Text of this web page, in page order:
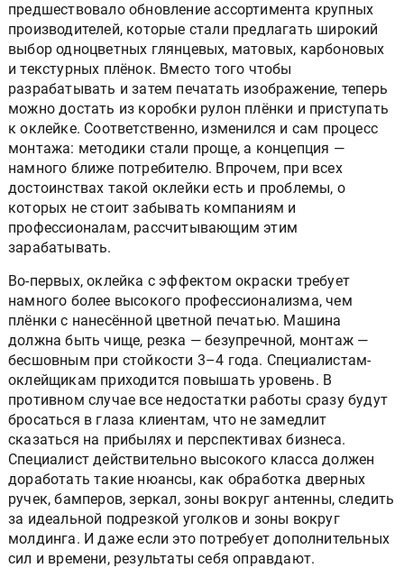
предшествовало обновление ассортимента крупных
производителей, которые стали предлагать широкий
выбор одноцветных глянцевых, матовых, карбоновых
и текстурных плёнок. Вместо того чтобы
разрабатывать и затем печатать изображение, теперь
можно достать из коробки рулон плёнки и приступать
к оклейке. Соответственно, изменился и сам процесс
монтажа: методики стали проще, а концепция —
намного ближе потребителю. Впрочем, при всех
достоинствах такой оклейки есть и проблемы, о
которых не стоит забывать компаниям и
профессионалам, рассчитывающим этим
зарабатывать.
Во-первых, оклейка с эффектом окраски требует
намного более высокого профессионализма, чем
плёнки с нанесённой цветной печатью. Машина
должна быть чище, резка — безупречной, монтаж —
бесшовным при стойкости 3–4 года. Специалистам-
оклейщикам приходится повышать уровень. В
противном случае все недостатки работы сразу будут
бросаться в глаза клиентам, что не замедлит
сказаться на прибылях и перспективах бизнеса.
Специалист действительно высокого класса должен
доработать такие нюансы, как обработка дверных
ручек, бамперов, зеркал, зоны вокруг антенны, следить
за идеальной подрезкой уголков и зоны вокруг
молдинга. И даже если это потребует дополнительных
сил и времени, результаты себя оправдают.